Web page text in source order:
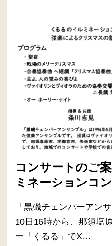
コンサートのご
ミネーションコ
「黒磯チェンバーアン
10日16時から、那須塩
ー「くるる」でX…